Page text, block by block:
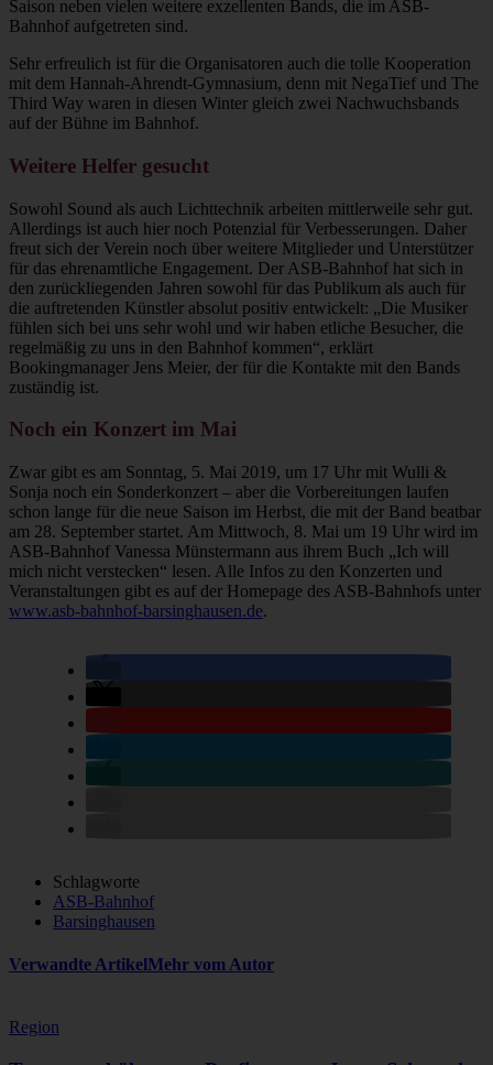
Saison neben vielen weitere exzellenten Bands, die im ASB-
Bahnhof aufgetreten sind.
Sehr erfreulich ist für die Organisatoren auch die tolle Kooperation
mit dem Hannah-Ahrendt-Gymnasium, denn mit NegaTief und The
Third Way waren in diesen Winter gleich zwei Nachwuchsbands
auf der Bühne im Bahnhof.
Weitere Helfer gesucht
Sowohl Sound als auch Lichttechnik arbeiten mittlerweile sehr gut.
Allerdings ist auch hier noch Potenzial für Verbesserungen. Daher
freut sich der Verein noch über weitere Mitglieder und Unterstützer
für das ehrenamtliche Engagement. Der ASB-Bahnhof hat sich in
den zurückliegenden Jahren sowohl für das Publikum als auch für
die auftretenden Künstler absolut positiv entwickelt: „Die Musiker
fühlen sich bei uns sehr wohl und wir haben etliche Besucher, die
regelmäßig zu uns in den Bahnhof kommen“, erklärt
Bookingmanager Jens Meier, der für die Kontakte mit den Bands
zuständig ist.
Noch ein Konzert im Mai
Zwar gibt es am Sonntag, 5. Mai 2019, um 17 Uhr mit Wulli &
Sonja noch ein Sonderkonzert – aber die Vorbereitungen laufen
schon lange für die neue Saison im Herbst, die mit der Band beatbar
am 28. September startet. Am Mittwoch, 8. Mai um 19 Uhr wird im
ASB-Bahnhof Vanessa Münstermann aus ihrem Buch „Ich will
mich nicht verstecken“ lesen. Alle Infos zu den Konzerten und
Veranstaltungen gibt es auf der Homepage des ASB-Bahnhofs unter
www.asb-bahnhof-barsinghausen.de.
Schlagworte
ASB-Bahnhof
Barsinghausen
Verwandte ArtikelMehr vom Autor
Region